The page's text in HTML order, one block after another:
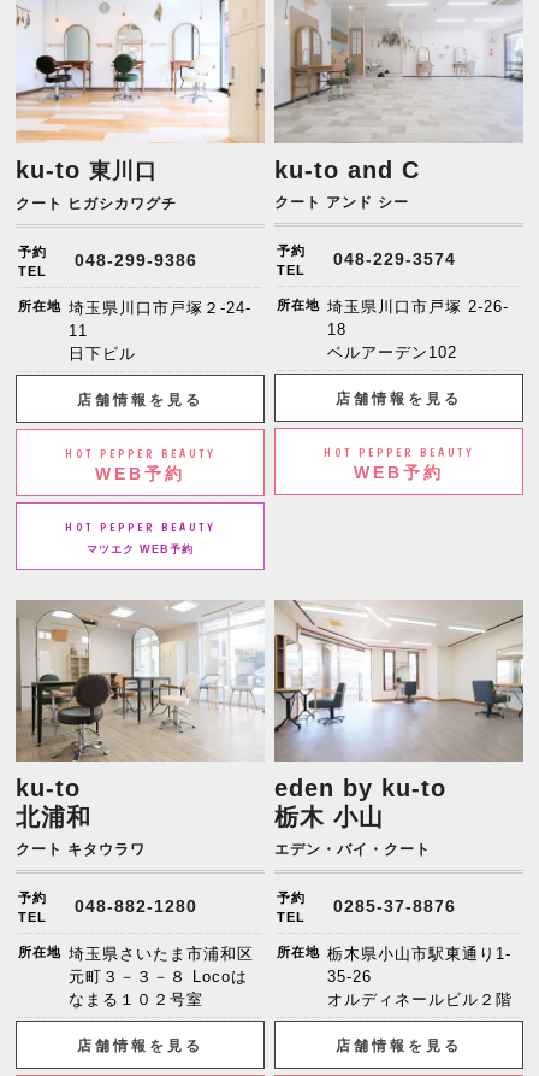
ku-to東川口
クート ヒガシカワグチ
予約
TEL
048-299-9386
所在地 埼玉県川口市戸塚２-24-
11
日下ビル
店舗情報を見る
HOT PEPPER BEAUTY
WEB予約
HOT PEPPER BEAUTY
マツエク WEB予約
ku-to and C
クート アンド シー
予約
TEL
048-229-3574
所在地 埼玉県川口市戸塚 2-26-
18
ベルアーデン102
店舗情報を見る
HOT PEPPER BEAUTY
WEB予約
ku-to
北浦和
クート キタウラワ
予約
TEL
048-882-1280
所在地 埼玉県さいたま市浦和区
元町３－３－８ Locoは
なまる１０２号室
店舗情報を見る
eden by ku-to
栃木 小山
エデン・バイ・クート
予約
TEL
0285-37-8876
所在地 栃木県小山市駅東通り1-
35-26
オルディネールビル２階
店舗情報を見る